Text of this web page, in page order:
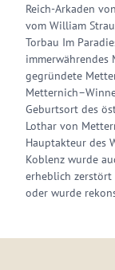
Reich-Arkaden
vom William
Torbau Im
immerwährendes
gegründete
Geburtsort des
Lothar von
Hauptakteur des
Koblenz wurde
erheblich
oder wurde